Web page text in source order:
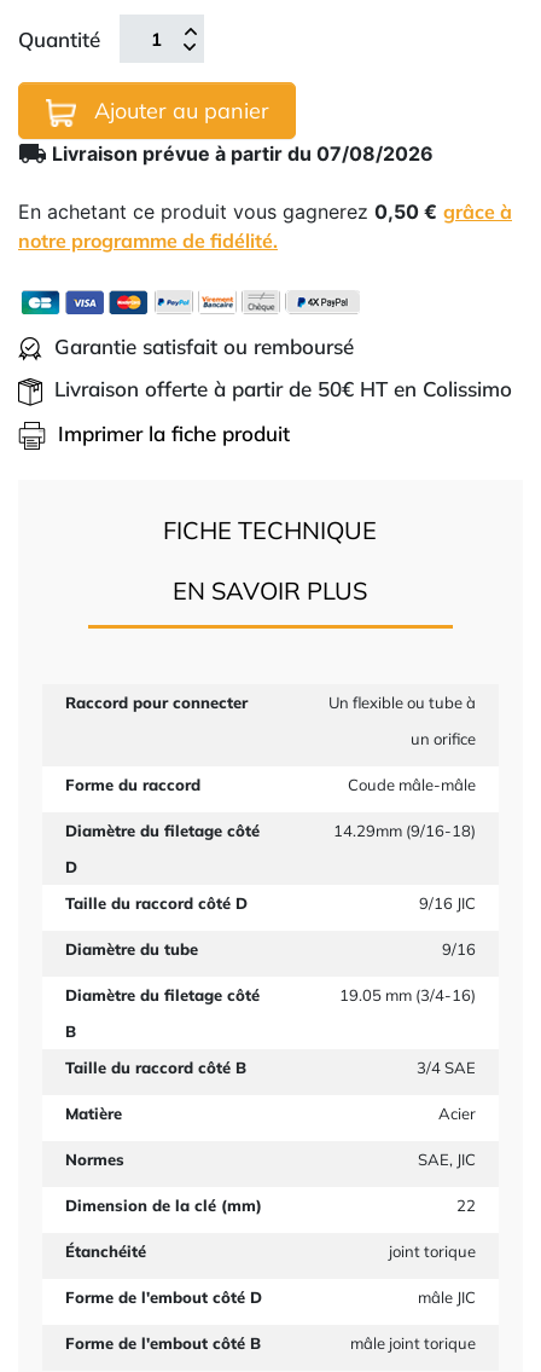
Quantité
Ajouter au panier
local_shipping Livraison prévue à partir du 07/08/2026
En achetant ce produit vous gagnerez 0,50 € grâce à
notre programme de fidélité.
Garantie satisfait ou remboursé
Livraison offerte à partir de 50€ HT en Colissimo
Imprimer la fiche produit
FICHE TECHNIQUE
EN SAVOIR PLUS
Raccord pour connecter
Un flexible ou tube à
un orifice
Forme du raccord Coude mâle-mâle
Diamètre du filetage côté
D
14.29mm (9/16-18)
Taille du raccord côté D 9/16 JIC
Diamètre du tube 9/16
Diamètre du filetage côté
B
19.05 mm (3/4-16)
Taille du raccord côté B 3/4 SAE
Matière Acier
Normes SAE, JIC
Dimension de la clé (mm) 22
Étanchéité joint torique
Forme de l'embout côté D mâle JIC
Forme de l'embout côté B mâle joint torique